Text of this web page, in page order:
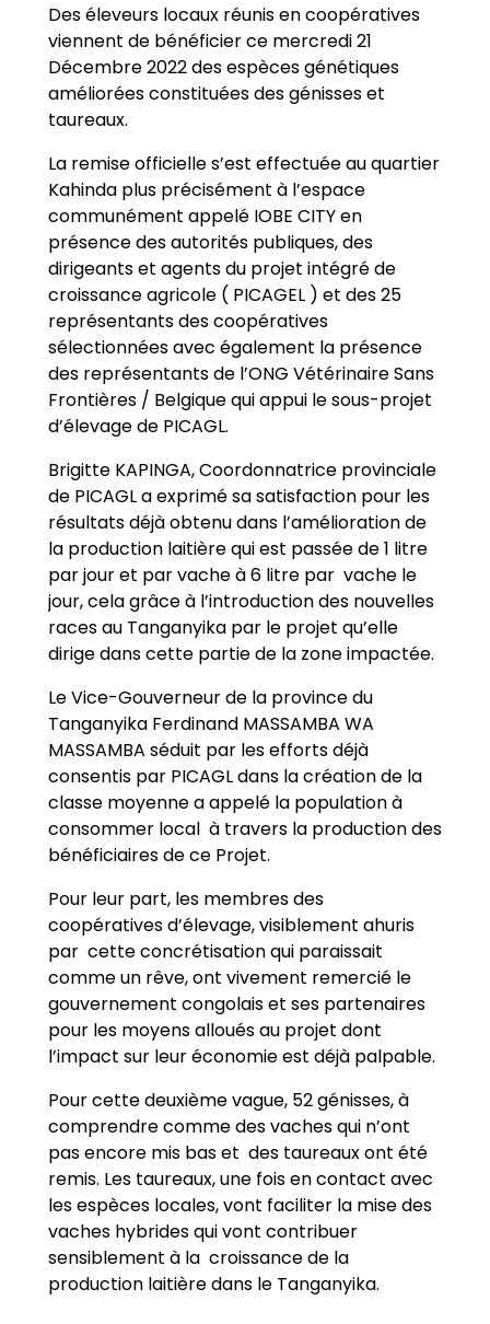
Des éleveurs locaux réunis en coopératives
viennent de bénéficier ce mercredi 21
Décembre 2022 des espèces génétiques
améliorées constituées des génisses et
taureaux.
La remise officielle s’est effectuée au quartier
Kahinda plus précisément à l’espace
communément appelé IOBE CITY en
présence des autorités publiques, des
dirigeants et agents du projet intégré de
croissance agricole ( PICAGEL ) et des 25
représentants des coopératives
sélectionnées avec également la présence
des représentants de l’ONG Vétérinaire Sans
Frontières / Belgique qui appui le sous-projet
d’élevage de PICAGL.
Brigitte KAPINGA, Coordonnatrice provinciale
de PICAGL a exprimé sa satisfaction pour les
résultats déjà obtenu dans l’amélioration de
la production laitière qui est passée de 1 litre
par jour et par vache à 6 litre par vache le
jour, cela grâce à l’introduction des nouvelles
races au Tanganyika par le projet qu’elle
dirige dans cette partie de la zone impactée.
Le Vice-Gouverneur de la province du
Tanganyika Ferdinand MASSAMBA WA
MASSAMBA séduit par les efforts déjà
consentis par PICAGL dans la création de la
classe moyenne a appelé la population à
consommer local à travers la production des
bénéficiaires de ce Projet.
Pour leur part, les membres des
coopératives d’élevage, visiblement ahuris
par cette concrétisation qui paraissait
comme un rêve, ont vivement remercié le
gouvernement congolais et ses partenaires
pour les moyens alloués au projet dont
l’impact sur leur économie est déjà palpable.
Pour cette deuxième vague, 52 génisses, à
comprendre comme des vaches qui n’ont
pas encore mis bas et des taureaux ont été
remis. Les taureaux, une fois en contact avec
les espèces locales, vont faciliter la mise des
vaches hybrides qui vont contribuer
sensiblement à la croissance de la
production laitière dans le Tanganyika.